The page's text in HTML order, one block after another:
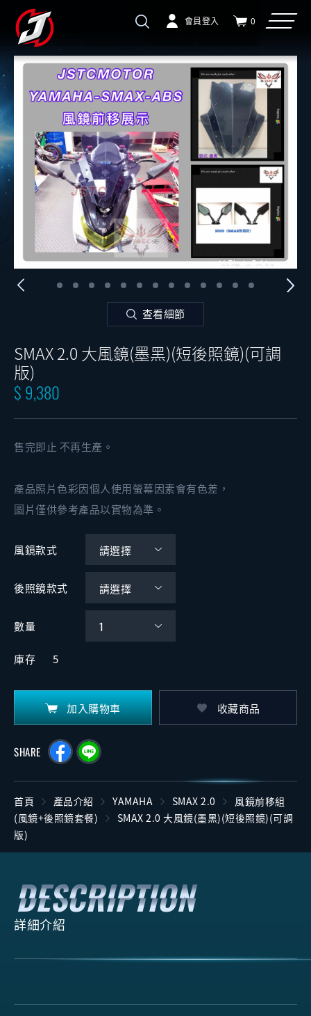
會員登入 0
查看細節
SMAX 2.0 大風鏡(墨黑)(短後照鏡)(可調
版)
$ 9,380
售完即止 不再生產。
產品照片色彩因個人使用螢幕因素會有色差，
圖片僅供參考產品以實物為準。
風鏡款式
後照鏡款式
數量
庫存 5
加入購物車 收藏商品
SHARE
首頁 產品介紹 YAMAHA SMAX 2.0
風鏡前移組
(風鏡+後照鏡套餐)
SMAX 2.0 大風鏡(墨黑)(短後照鏡)(可調
版)
詳細介紹